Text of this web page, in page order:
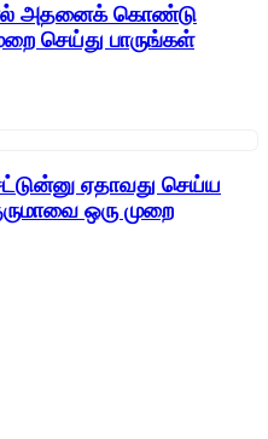
அதனைக் கொண்டு
செய்து பாருங்கள்
ஏதாவது செய்ய
ஒரு முறை